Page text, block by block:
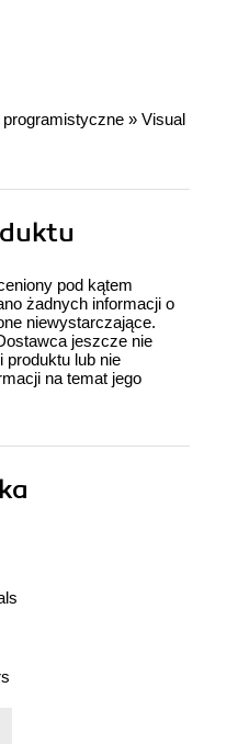
» Visual
pod kątem
żadnych informacji o
niewystarczające.
jeszcze nie
produktu lub nie
na temat jego
discount offers